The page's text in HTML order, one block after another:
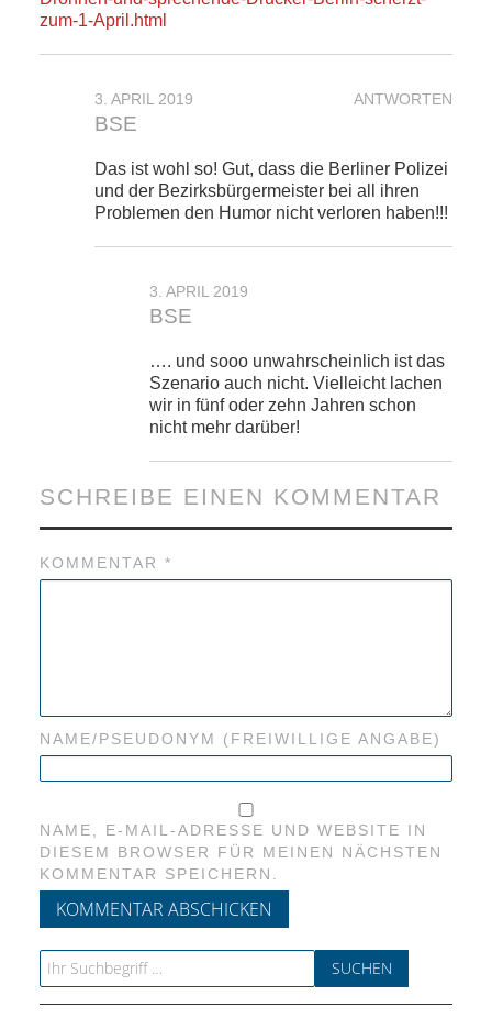
zum-1-April.html
ANTWORTEN
3. APRIL 2019
BSE
Das ist wohl so! Gut, dass die Berliner Polizei
und der Bezirksbürgermeister bei all ihren
Problemen den Humor nicht verloren haben!!!
3. APRIL 2019
BSE
…. und sooo unwahrscheinlich ist das
Szenario auch nicht. Vielleicht lachen
wir in fünf oder zehn Jahren schon
nicht mehr darüber!
SCHREIBE EINEN KOMMENTAR
KOMMENTAR *
NAME/PSEUDONYM (FREIWILLIGE ANGABE)
NAME, E-MAIL-ADRESSE UND WEBSITE IN
DIESEM BROWSER FÜR MEINEN NÄCHSTEN
KOMMENTAR SPEICHERN.
Search for: